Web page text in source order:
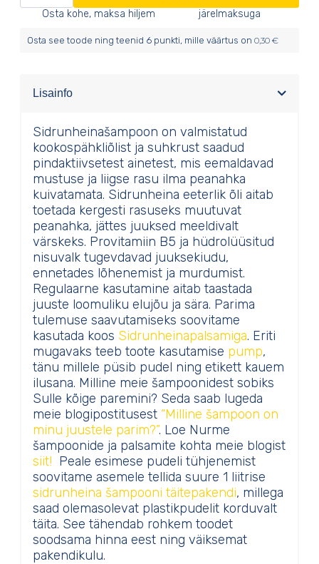
šampoonOsta kohe, maksa hiljem
järelmaksuga
Osta see toode ning teenid 6 punkti, mille väärtus on 0,30 €
Lisainfo
Sidrunheinašampoon on valmistatud
kookospähkliõlist ja suhkrust saadud
pindaktiivsetest ainetest, mis eemaldavad
mustuse ja liigse rasu ilma peanahka
kuivatamata. Sidrunheina eeterlik õli aitab
toetada kergesti rasuseks muutuvat
peanahka, jättes juuksed meeldivalt
värskeks. Provitamiin B5 ja hüdrolüüsitud
nisuvalk tugevdavad juuksekiudu,
ennetades lõhenemist ja murdumist.
Regulaarne kasutamine aitab taastada
juuste loomuliku elujõu ja sära. Parima
tulemuse saavutamiseks soovitame
kasutada koos Sidrunheinapalsamiga. Eriti
mugavaks teeb toote kasutamise pump,
tänu millele püsib pudel ning etikett kauem
ilusana. Milline meie šampoonidest sobiks
Sulle kõige paremini? Seda saab lugeda
meie blogipostitusest “Milline šampoon on
minu juustele parim?”. Loe Nurme
šampoonide ja palsamite kohta meie blogist
siit! Peale esimese pudeli tühjenemist
soovitame asemele tellida suure 1 liitrise
sidrunheina šampooni täitepakendi, millega
saad olemasolevat plastikpudelit korduvalt
täita. See tähendab rohkem toodet
soodsama hinna eest ning väiksemat
pakendikulu.